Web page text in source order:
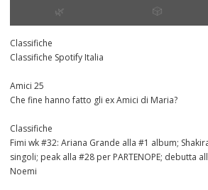
🌿 🎲
Classifiche
Classifiche Spotify Italia
Amici 25
Che fine hanno fatto gli ex Amici di Maria?
Classifiche
Fimi wk #32: Ariana Grande alla #1 album;
singoli; peak alla #28 per PARTENOPE; debutta
Noemi